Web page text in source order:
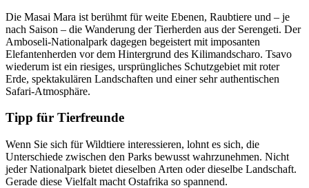
Die Masai Mara ist berühmt für weite Ebenen, Raubtiere und – je
nach Saison – die Wanderung der Tierherden aus der Serengeti. Der
Amboseli-Nationalpark dagegen begeistert mit imposanten
Elefantenherden vor dem Hintergrund des Kilimandscharo. Tsavo
wiederum ist ein riesiges, ursprüngliches Schutzgebiet mit roter
Erde, spektakulären Landschaften und einer sehr authentischen
Safari-Atmosphäre.
Tipp für Tierfreunde
Wenn Sie sich für Wildtiere interessieren, lohnt es sich, die
Unterschiede zwischen den Parks bewusst wahrzunehmen. Nicht
jeder Nationalpark bietet dieselben Arten oder dieselbe Landschaft.
Gerade diese Vielfalt macht Ostafrika so spannend.